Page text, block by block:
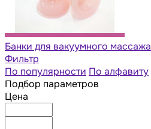
Банки для вакуумного массажа
Фильтр
По популярности По алфавиту
Подбор параметров
Цена